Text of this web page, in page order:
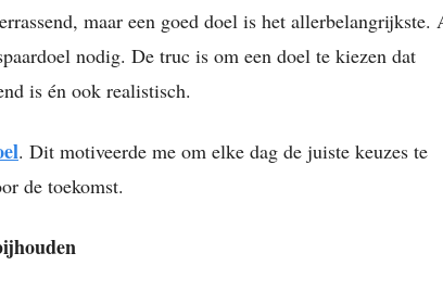
maar een goed doel is het allerbelangrijkste.
nodig. De truc is om een doel te kiezen dat
is én ook realistisch.
. Dit motiveerde me om elke dag de juiste keuzes te
de toekomst.